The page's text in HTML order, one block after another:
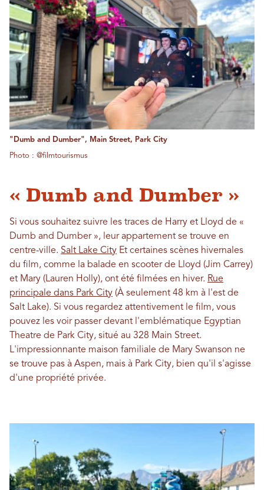
"Dumb and Dumber", Main Street, Park City
Photo : @filmtourismus
« Dumb and Dumber »
Si vous souhaitez suivre les traces de Harry et Lloyd de «
Dumb and Dumber », leur appartement se trouve en
centre-ville. Salt Lake City Et certaines scènes hivernales
du film, comme la balade en scooter de Lloyd (Jim Carrey)
et Mary (Lauren Holly), ont été filmées en hiver. Rue
principale dans Park City (À seulement 48 km à l'est de
Salt Lake). Si vous regardez attentivement le film, vous
pouvez les voir passer devant l'emblématique Egyptian
Theatre de Park City, situé au 328 Main Street.
L'impressionnante maison familiale de Mary Swanson ne
se trouve pas à Aspen, mais à Park City, bien qu'il s'agisse
d'une propriété privée.